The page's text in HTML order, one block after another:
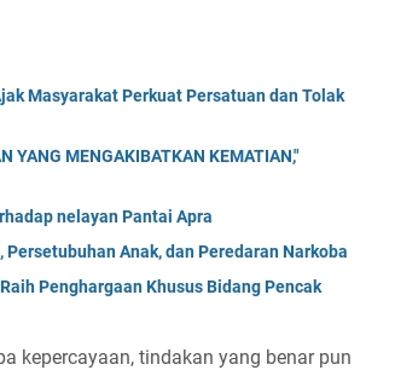
Masyarakat Perkuat Persatuan dan Tolak
YANG MENGAKIBATKAN KEMATIAN,"
nelayan Pantai Apra
Anak, dan Peredaran Narkoba
Penghargaan Khusus Bidang Pencak
kepercayaan, tindakan yang benar pun